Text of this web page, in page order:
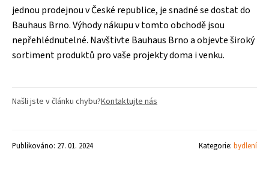
jednou prodejnou v České republice, je snadné se dostat do
Bauhaus Brno. Výhody nákupu v tomto obchodě jsou
nepřehlédnutelné. Navštivte Bauhaus Brno a objevte široký
sortiment produktů pro vaše projekty doma i venku.
Našli jste v článku chybu?Kontaktujte nás
Publikováno: 27. 01. 2024 Kategorie: bydlení